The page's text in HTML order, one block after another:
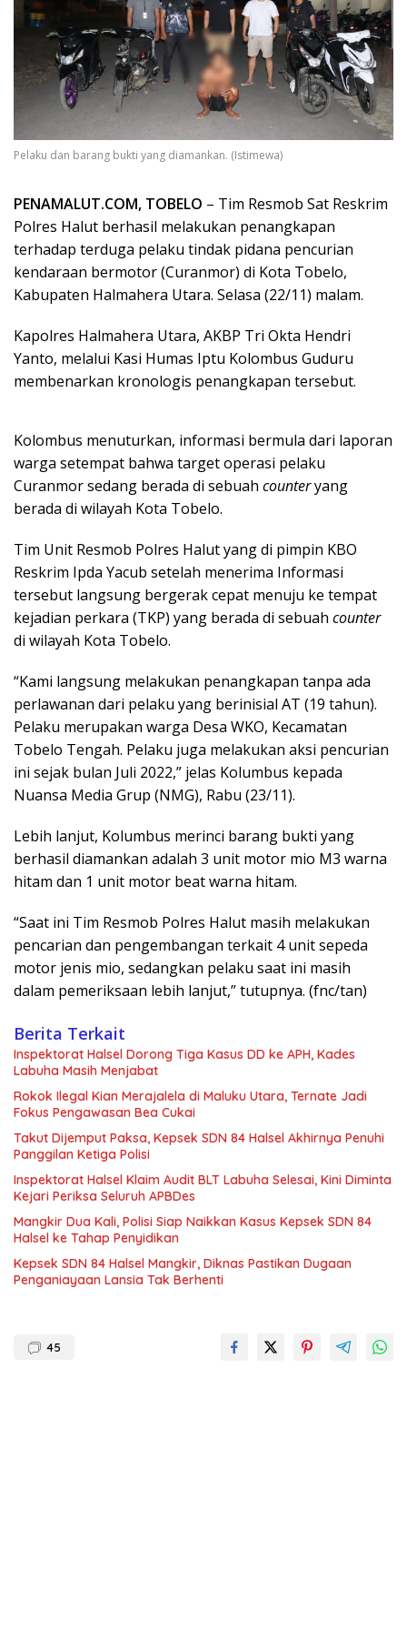
Pelaku dan barang bukti yang diamankan. (Istimewa)
PENAMALUT.COM, TOBELO – Tim Resmob Sat Reskrim
Polres Halut berhasil melakukan penangkapan
terhadap terduga pelaku tindak pidana pencurian
kendaraan bermotor (Curanmor) di Kota Tobelo,
Kabupaten Halmahera Utara. Selasa (22/11) malam.
Kapolres Halmahera Utara, AKBP Tri Okta Hendri
Yanto, melalui Kasi Humas Iptu Kolombus Guduru
membenarkan kronologis penangkapan tersebut.
Kolombus menuturkan, informasi bermula dari laporan
warga setempat bahwa target operasi pelaku
Curanmor sedang berada di sebuah counteryang
berada di wilayah Kota Tobelo.
Tim Unit Resmob Polres Halut yang di pimpin KBO
Reskrim Ipda Yacub setelah menerima Informasi
tersebut langsung bergerak cepat menuju ke tempat
kejadian perkara (TKP) yang berada di sebuah counter
di wilayah Kota Tobelo.
“Kami langsung melakukan penangkapan tanpa ada
perlawanan dari pelaku yang berinisial AT (19 tahun).
Pelaku merupakan warga Desa WKO, Kecamatan
Tobelo Tengah. Pelaku juga melakukan aksi pencurian
ini sejak bulan Juli 2022,” jelas Kolumbus kepada
Nuansa Media Grup (NMG), Rabu (23/11).
Lebih lanjut, Kolumbus merinci barang bukti yang
berhasil diamankan adalah 3 unit motor mio M3 warna
hitam dan 1 unit motor beat warna hitam.
“Saat ini Tim Resmob Polres Halut masih melakukan
pencarian dan pengembangan terkait 4 unit sepeda
motor jenis mio, sedangkan pelaku saat ini masih
dalam pemeriksaan lebih lanjut,” tutupnya. (fnc/tan)
Berita Terkait
Inspektorat Halsel Dorong Tiga Kasus DD ke APH, Kades
Labuha Masih Menjabat
Rokok Ilegal Kian Merajalela di Maluku Utara, Ternate Jadi
Fokus Pengawasan Bea Cukai
Takut Dijemput Paksa, Kepsek SDN 84 Halsel Akhirnya Penuhi
Panggilan Ketiga Polisi
Inspektorat Halsel Klaim Audit BLT Labuha Selesai, Kini Diminta
Kejari Periksa Seluruh APBDes
Mangkir Dua Kali, Polisi Siap Naikkan Kasus Kepsek SDN 84
Halsel ke Tahap Penyidikan
Kepsek SDN 84 Halsel Mangkir, Diknas Pastikan Dugaan
Penganiayaan Lansia Tak Berhenti
45